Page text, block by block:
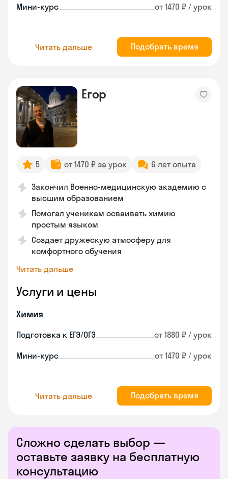
Мини-курс от 1470 ₽ / урок
Читать дальше Подобрать время
Егор
5 от 1470 ₽ за урок 6 лет опыта
Закончил Военно-медицинскую академию с
высшим образованием
Помогал ученикам осваивать химию
простым языком
Создает дружескую атмосферу для
комфортного обучения
Читать дальше
Услуги и цены
Химия
Подготовка к ЕГЭ/ОГЭ от 1880 ₽ / урок
Мини-курс от 1470 ₽ / урок
Читать дальше Подобрать время
Сложно сделать выбор —
оставьте заявку на бесплатную
консультацию